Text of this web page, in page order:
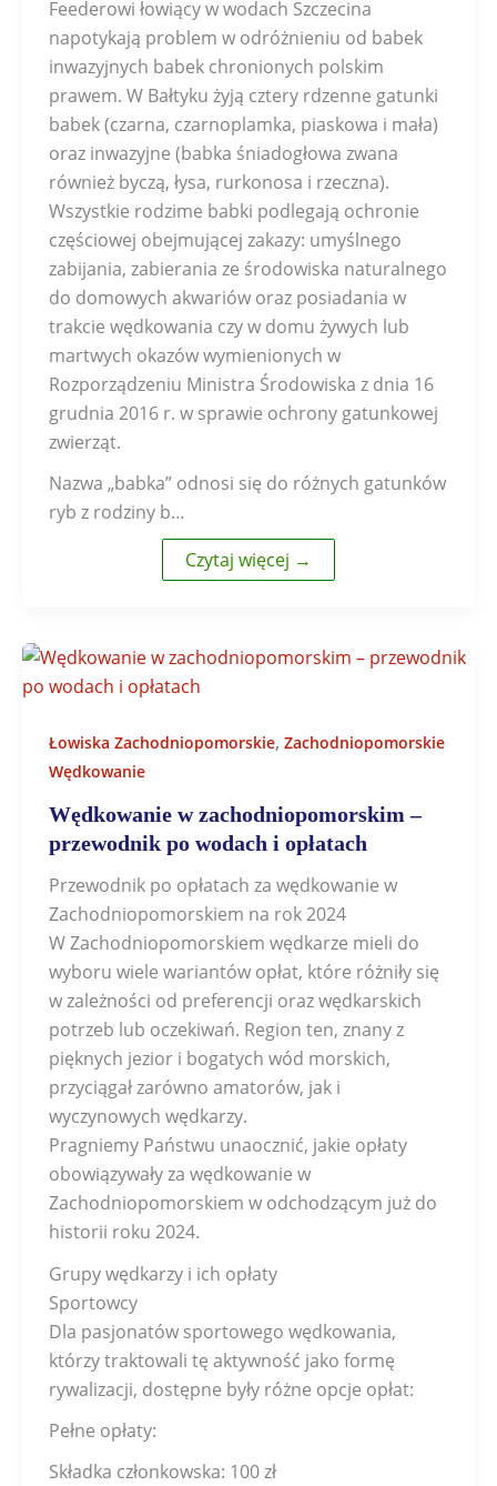
Feederowi łowiący w wodach Szczecina
napotykają problem w odróżnieniu od babek
inwazyjnych babek chronionych polskim
prawem. W Bałtyku żyją cztery rdzenne gatunki
babek (czarna, czarnoplamka, piaskowa i mała)
oraz inwazyjne (babka śniadogłowa zwana
również byczą, łysa, rurkonosa i rzeczna).
Wszystkie rodzime babki podlegają ochronie
częściowej obejmującej zakazy: umyślnego
zabijania, zabierania ze środowiska naturalnego
do domowych akwariów oraz posiadania w
trakcie wędkowania czy w domu żywych lub
martwych okazów wymienionych w
Rozporządzeniu Ministra Środowiska z dnia 16
grudnia 2016 r. w sprawie ochrony gatunkowej
zwierząt.
Nazwa „babka” odnosi się do różnych gatunków
ryb z rodziny b…
Czytaj więcej →
Łowiska Zachodniopomorskie, Zachodniopomorskie
Wędkowanie
Wędkowanie w zachodniopomorskim –
przewodnik po wodach i opłatach
Przewodnik po opłatach za wędkowanie w
Zachodniopomorskiem na rok 2024
W Zachodniopomorskiem wędkarze mieli do
wyboru wiele wariantów opłat, które różniły się
w zależności od preferencji oraz wędkarskich
potrzeb lub oczekiwań. Region ten, znany z
pięknych jezior i bogatych wód morskich,
przyciągał zarówno amatorów, jak i
wyczynowych wędkarzy.
Pragniemy Państwu unaocznić, jakie opłaty
obowiązywały za wędkowanie w
Zachodniopomorskiem w odchodzącym już do
historii roku 2024.
Grupy wędkarzy i ich opłaty
Sportowcy
Dla pasjonatów sportowego wędkowania,
którzy traktowali tę aktywność jako formę
rywalizacji, dostępne były różne opcje opłat:
Pełne opłaty:
Składka członkowska: 100 zł